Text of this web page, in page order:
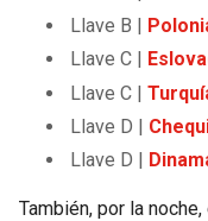
Llave B |
Llave C |
Llave C |
Llave D |
Llave D |
También, por la